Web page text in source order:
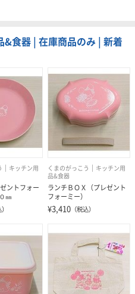
&食器 | 在庫商品のみ | 新着
キッチン用
ントフォー
㎜
くまのがっこう
キッチン用
品&食器
ランチＢＯＸ（プレゼント
フォーミー）
¥3,410 （税込）